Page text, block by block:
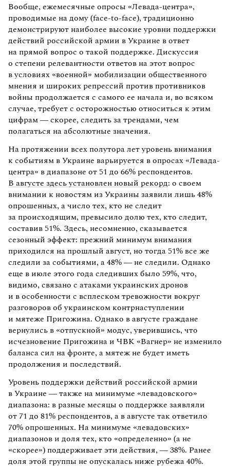
Вообще, ежемесячные опросы «Левада-центра»,
проводимые на дому (face-to-face), традиционно
демонстрируют наиболее высокие уровни поддержки
действий российской армии в Украине в ответ
на прямой вопрос о такой поддержке. Дискуссия
о степени релевантности ответов на этот вопрос
в условиях «военной» мобилизации общественного
мнения и широких репрессий против противников
войны продолжается с самого ее начала и, во всяком
случае, требует с осторожностью относиться к этим
цифрам — скорее, следить за трендами, чем
полагаться на абсолютные значения.
На протяжении всех полутора лет уровень внимания
к событиям в Украине варьируется в опросах «Левада-
центра» в диапазоне от 51 до 66% респондентов.
В августе здесь установлен новый рекорд: о своем
внимании к новостям из Украины заявили лишь 48%
опрошенных, а число тех, кто не следит
за происходящим, превысило долю тех, кто следит,
составив 51%. Здесь, несомненно, сказывается
сезонный эффект: прежний минимум внимания
приходился на прошлый август, но тогда 51% все же
следили за событиями, а 48% — не следили. Однако
еще в июле этого года следивших было 59%, что,
видимо, связано с атаками украинских дронов
и в особенности с всплеском тревожности вокруг
разговоров об украинском контрнаступлении
и мятеже Пригожина. Однако в августе граждане
вернулись в «отпускной» модус, уверившись, что
исчезновение Пригожина и ЧВК «Вагнер» не изменило
баланса сил на фронте, а мятеж не будет иметь
продолжения и последствий.
Уровень поддержки действий российской армии
в Украине — также на минимуме «левадовского»
диапазона: в разные месяцы о поддержке заявляли
от 71 до 81% респондентов, а в августе так ответило
70% опрошенных. На минимуме «левадовских»
диапазонов и доля тех, кто «определенно» (а не
«скорее») поддерживает эти действия, — 38%. Ранее
доля этой группы не опускалась ниже рубежа 40%.